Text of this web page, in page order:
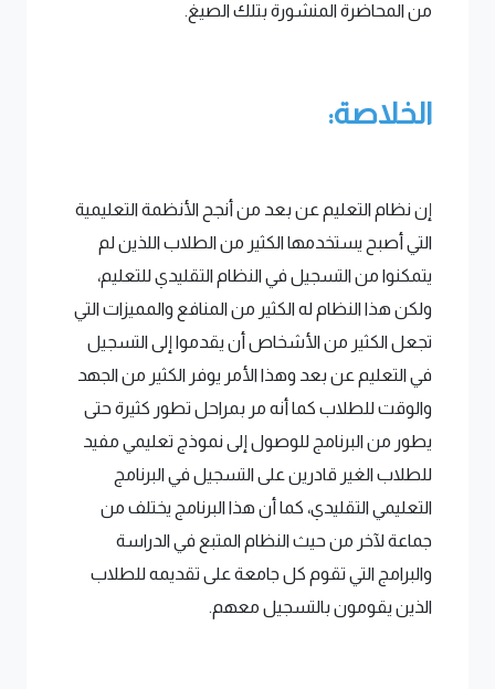
من المحاضرة المنشورة بتلك الصيغ.
الخلاصة:
إن نظام التعليم عن بعد من أنجح الأنظمة التعليمية
التي أصبح يستخدمها الكثير من الطلاب اللذين لم
يتمكنوا من التسجيل في النظام التقليدي للتعليم،
ولكن هذا النظام له الكثير من المنافع والمميزات التي
تجعل الكثير من الأشخاص أن يقدموا إلى التسجيل
في التعليم عن بعد وهذا الأمر يوفر الكثير من الجهد
والوقت للطلاب كما أنه مر بمراحل تطور كثيرة حتى
يطور من البرنامج للوصول إلى نموذج تعليمي مفيد
للطلاب الغير قادرين على التسجيل في البرنامج
التعليمي التقليدي، كما أن هذا البرنامج يختلف من
جماعة لآخر من حيث النظام المتبع في الدراسة
والبرامج التي تقوم كل جامعة على تقديمه للطلاب
الذين يقومون بالتسجيل معهم.